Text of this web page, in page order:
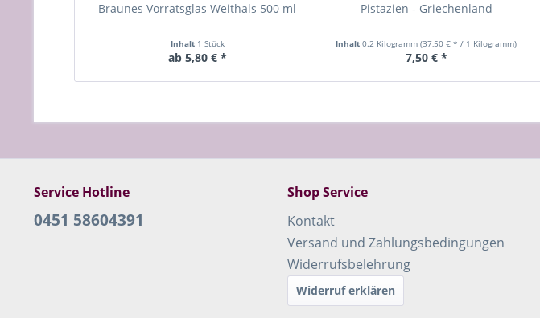
Braunes Vorratsglas Weithals 500 ml
Inhalt 1 Stück
ab 5,80 € *
Pistazien - Griechenland
Inhalt0.2 Kilogramm(37,50 € * / 1 Kilogramm)
7,50 € *
Service Hotline
0451 58604391
Shop Service
Kontakt
Versand und Zahlungsbedingungen
Widerrufsbelehrung
Widerruf erklären